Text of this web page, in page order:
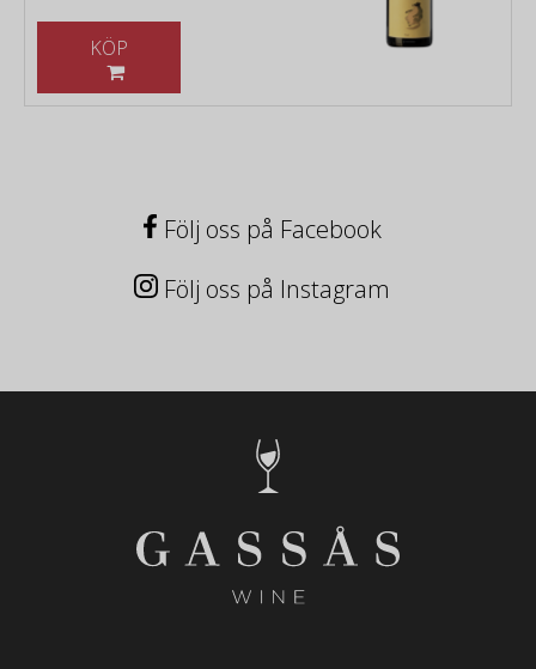
Följ oss på Facebook
Följ oss på Instagram